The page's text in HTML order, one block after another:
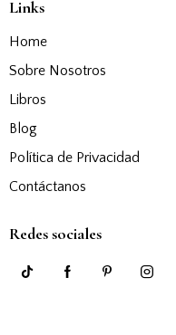
Links
Home
Sobre Nosotros
Libros
Blog
Política de Privacidad
Contáctanos
Redes sociales